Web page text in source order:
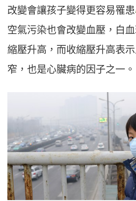
改變會讓孩子變得更容易罹患
空氣污染也會改變血壓，白
縮壓升高，而收縮壓升高表
窄，也是心臟病的因子之一。